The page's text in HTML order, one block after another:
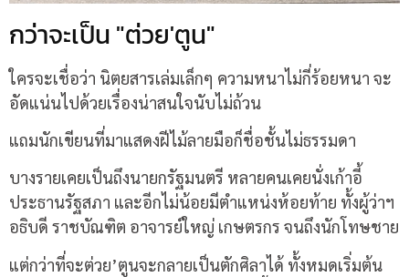
กว่าจะเป็น "ต่วย'ตูน"
ใครจะเชื่อว่า นิตยสารเล่มเล็กๆ ความหนาไม่กี่ร้อยหนา จะ
อัดแน่นไปด้วยเรื่องน่าสนใจนับไม่ถ้วน
แถมนักเขียนที่มาแสดงฝีไม้ลายมือก็ชื่อชั้นไม่ธรรมดา
บางรายเคยเป็นถึงนายกรัฐมนตรี หลายคนเคยนั่งเก้าอี้
ประธานรัฐสภา และอีกไม่น้อยมีตำแหน่งห้อยท้าย ทั้งผู้ว่าฯ
อธิบดี ราชบัณฑิต อาจารย์ใหญ่ เกษตรกร จนถึงนักโทษชาย
แต่กว่าที่จะต่วย’ตูนจะกลายเป็นตักศิลาได้ ทั้งหมดเริ่มต้น